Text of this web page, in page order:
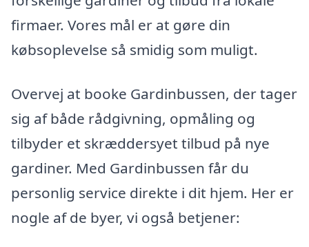
firmaer. Vores mål er at gøre din
købsoplevelse så smidig som muligt.
Overvej at booke Gardinbussen, der tager
sig af både rådgivning, opmåling og
tilbyder et skræddersyet tilbud på nye
gardiner. Med Gardinbussen får du
personlig service direkte i dit hjem. Her er
nogle af de byer, vi også betjener: